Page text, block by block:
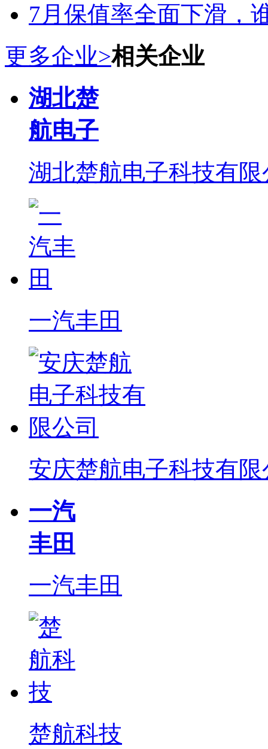
7月保值率全面下滑，
更多企业>相关企业
湖北楚
航电子
湖北楚航电子科技有限
一汽丰田
安庆楚航电子科技有限
一汽
丰田
一汽丰田
楚航科技